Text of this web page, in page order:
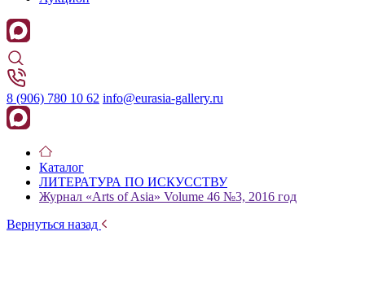
8 (906) 780 10 62 info@eurasia-gallery.ru
Каталог
ЛИТЕРАТУРА ПО ИСКУССТВУ
Журнал «Arts of Asia» Volume 46 №3, 2016 год
Вернуться назад